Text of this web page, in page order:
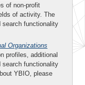
of non-profit
of activity. The
search functionality
Organizations
profiles, additional
search functionality
YBIO, please